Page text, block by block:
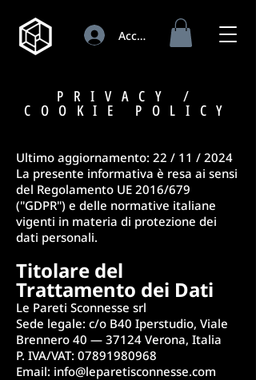
Accedi
PRIVACY /
COOKIE POLICY
Ultimo aggiornamento: 22 / 11 / 2024
La presente informativa è resa ai sensi
del Regolamento UE 2016/679
("GDPR") e delle normative italiane
vigenti in materia di protezione dei
dati personali.
Titolare del
Trattamento dei Dati
Le Pareti Sconnesse srl
Sede legale: c/o B40 Iperstudio, Viale
Brennero 40 — 37124 Verona, Italia
P. IVA/VAT: 07891980968
Email: info@leparetisconnesse.com